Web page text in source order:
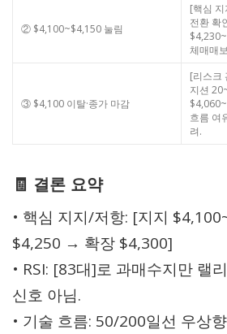
② $4,100~$4,150 눌림
[핵심
전환 확
체매매
③ $4,100 이탈·종가 마감
[리스크
지션
흐름 여
려.
🧾 결론 요약
• 핵심 지지/저항: [지지
$4,250 → 확장 $4,300]
• RSI: [83대]로 과매수지만 랠
신호 아님.
• 기술 흐름: 50/200일선 우상